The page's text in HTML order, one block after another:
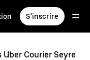
S'inscrire
Uber Courier Seyre